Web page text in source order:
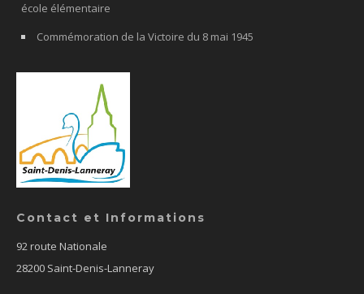
école élémentaire
Commémoration de la Victoire du 8 mai 1945
Contact et Informations
92 route Nationale
28200 Saint-Denis-Lanneray